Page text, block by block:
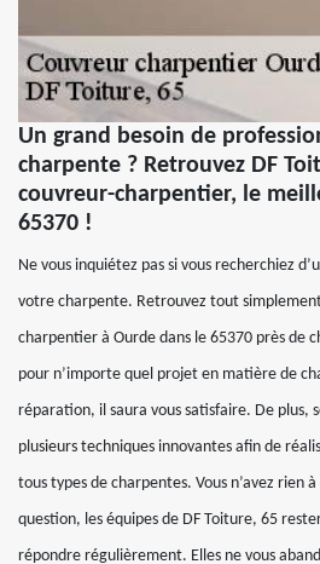
Un grand besoin de
charpente ? Retrouvez DF
couvreur-charpentier, le
65370 !
Ne vous inquiétez pas si vous recherchiez
votre charpente. Retrouvez tout
charpentier à Ourde dans le 65370 près de
pour n’importe quel projet en matière de
réparation, il saura vous satisfaire. De plus,
plusieurs techniques innovantes afin de
tous types de charpentes. Vous n’avez rien
question, les équipes de DF Toiture, 65
répondre régulièrement. Elles ne vous